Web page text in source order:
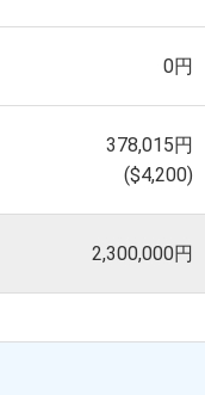
0円
378,015円
($4,200)
2,300,000円